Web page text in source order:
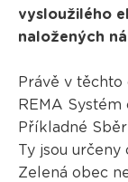
vysloužilého
naložených
Právě v
REMA
Příkladné
Ty jsou
Zelená obec